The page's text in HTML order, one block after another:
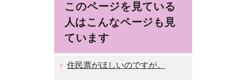
このページを見ている
人はこんなページも見
ています
住民票がほしいのですが。